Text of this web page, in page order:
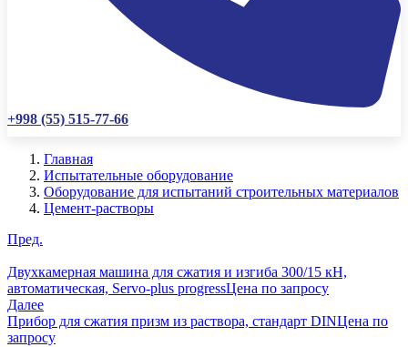
+998 (55) 515-77-66
Главная
Испытательные оборудование
Оборудование для испытаний строительных материалов
Цемент-растворы
Пред.
Двухкамерная машина для сжатия и изгиба 300/15 кН,
автоматическая, Servo-plus progressЦена по запросу
Далее
Прибор для сжатия призм из раствора, стандарт DINЦена по
запросу